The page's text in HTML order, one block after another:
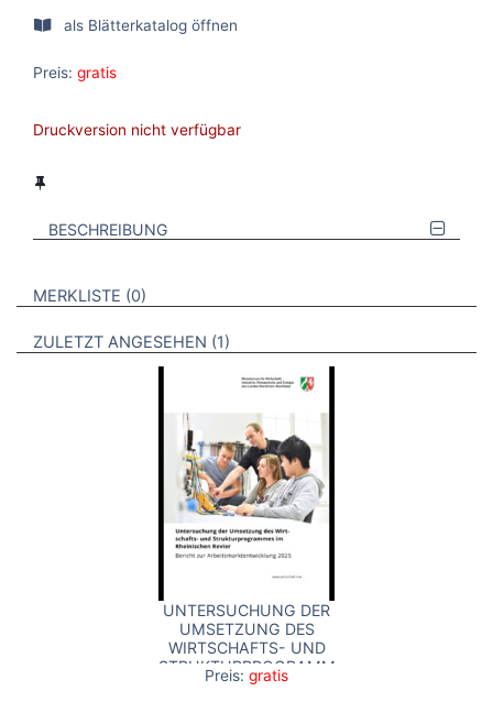
als Blätterkatalog öffnen
Preis: gratis
Druckversion nicht verfügbar
BESCHREIBUNG
VERWEISE AUF VERMERKTE- ODER ZULETZT ANGESEHENE
MERKLISTE 0 BROSCHÜREN
ZULETZT ANGESEHEN 1 BROSCHÜREN
UNTERSUCHUNG DER
UMSETZUNG DES
WIRTSCHAFTS- UND
STRUKTURPROGRAMMES
IM RHEINISCHEN
Preis: gratis